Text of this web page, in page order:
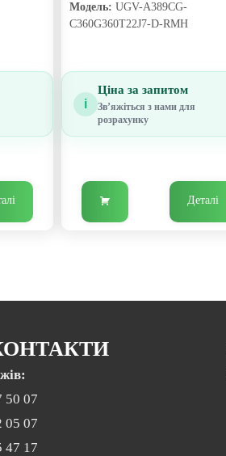
Модель: UGV-A389CG-
С360G360T22J7-D-RMH
i
Ціна за запитом
Звʼяжіться з нами для
розрахунку
Деталі
50 07
05 07
47 17